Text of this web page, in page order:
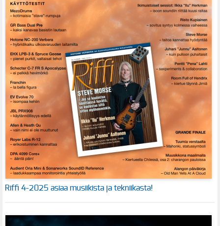
Riffi 4-2025 asiaa musiikista ja tekniikasta!